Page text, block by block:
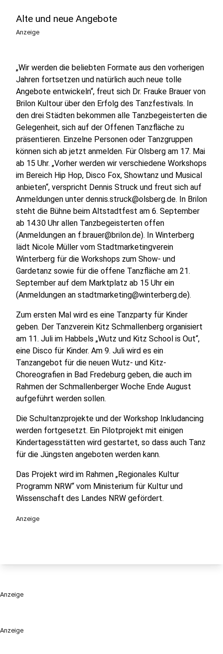
Anzeige
Alte und neue Angebote
Anzeige
„Wir werden die beliebten Formate aus den vorherigen
Jahren fortsetzen und natürlich auch neue tolle
Angebote entwickeln“, freut sich Dr. Frauke Brauer von
Brilon Kultour über den Erfolg des Tanzfestivals. In
den drei Städten bekommen alle Tanzbegeisterten die
Gelegenheit, sich auf der Offenen Tanzfläche zu
präsentieren. Einzelne Personen oder Tanzgruppen
können sich ab jetzt anmelden. Für Olsberg am 17. Mai
ab 15 Uhr. „Vorher werden wir verschiedene Workshops
im Bereich Hip Hop, Disco Fox, Showtanz und Musical
anbieten“, verspricht Dennis Struck und freut sich auf
Anmeldungen unter dennis.struck@olsberg.de. In Brilon
steht die Bühne beim Altstadtfest am 6. September
ab 14.30 Uhr allen Tanzbegeisterten offen
(Anmeldungen an f.brauer@brilon.de). In Winterberg
lädt Nicole Müller vom Stadtmarketingverein
Winterberg für die Workshops zum Show- und
Gardetanz sowie für die offene Tanzfläche am 21.
September auf dem Marktplatz ab 15 Uhr ein
(Anmeldungen an stadtmarketing@winterberg.de).
Zum ersten Mal wird es eine Tanzparty für Kinder
geben. Der Tanzverein Kitz Schmallenberg organisiert
am 11. Juli im Habbels „Wutz und Kitz School is Out“,
eine Disco für Kinder. Am 9. Juli wird es ein
Tanzangebot für die neuen Wutz- und Kitz-
Choreografien in Bad Fredeburg geben, die auch im
Rahmen der Schmallenberger Woche Ende August
aufgeführt werden sollen.
Die Schultanzprojekte und der Workshop Inkludancing
werden fortgesetzt. Ein Pilotprojekt mit einigen
Kindertagesstätten wird gestartet, so dass auch Tanz
für die Jüngsten angeboten werden kann.
Das Projekt wird im Rahmen „Regionales Kultur
Programm NRW“ vom Ministerium für Kultur und
Wissenschaft des Landes NRW gefördert.
Anzeige
Anzeige